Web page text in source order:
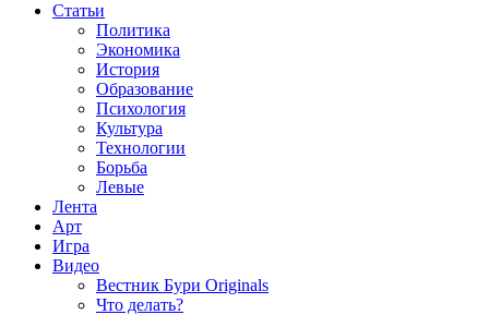
Статьи
Политика
Экономика
История
Образование
Психология
Культура
Технологии
Борьба
Левые
Лента
Арт
Игра
Видео
Вестник Бури Originals
Что делать?